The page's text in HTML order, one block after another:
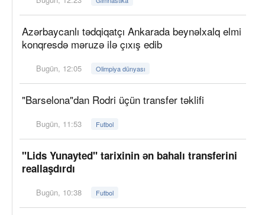
Azərbaycanlı tədqiqatçı Ankarada beynəlxalq elmi
konqresdə məruzə ilə çıxış edib
Bugün, 12:05 Olimpiya dünyası
"Barselona"dan Rodri üçün transfer təklifi
Bugün, 11:53 Futbol
"Lids Yunayted" tarixinin ən bahalı transferini
reallaşdırdı
Bugün, 10:38 Futbol